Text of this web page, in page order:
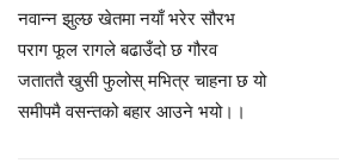
नवान्न झुल्छ खेतमा नयाँ भरेर सौरभ
पराग फूल रागले बढाउँदो छ गौरव
जताततै खुसी फुलोस् मभित्र चाहना छ यो
समीपमै वसन्तको बहार आउने भयो।।